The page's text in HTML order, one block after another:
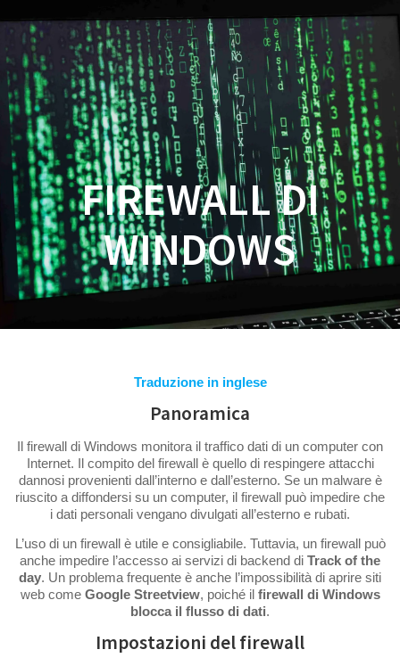
al
contenuto
FIREWALL DI
WINDOWS
Traduzione in inglese
Panoramica
Il firewall di Windows monitora il traffico dati di un computer con
Internet. Il compito del firewall è quello di respingere attacchi
dannosi provenienti dall’interno e dall’esterno. Se un malware è
riuscito a diffondersi su un computer, il firewall può impedire che
i dati personali vengano divulgati all’esterno e rubati.
L’uso di un firewall è utile e consigliabile. Tuttavia, un firewall può
anche impedire l’accesso ai servizi di backend di Track of the
day. Un problema frequente è anche l’impossibilità di aprire siti
web come Google Streetview, poiché il firewall di Windows
blocca il flusso di dati.
Impostazioni del firewall